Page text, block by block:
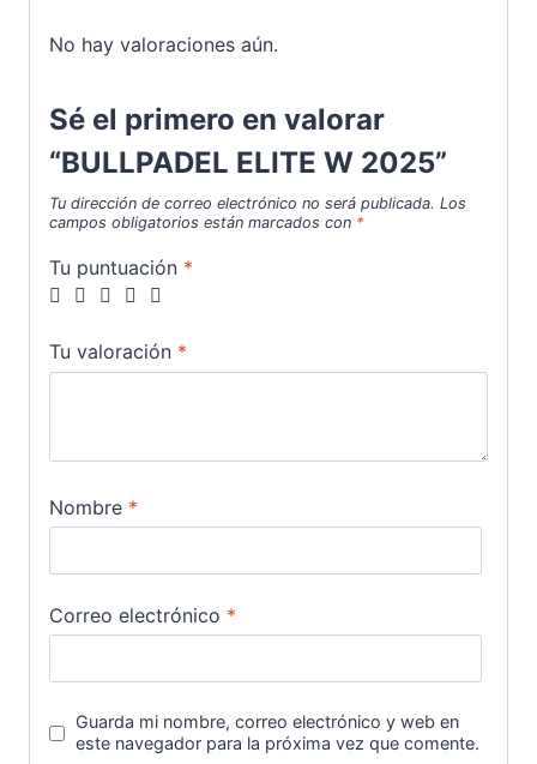
No hay valoraciones aún.
Sé el primero en valorar
“BULLPADEL ELITE W 2025”
Tu dirección de correo electrónico no será publicada. Los
campos obligatorios están marcados con *
Tu puntuación *
Tu valoración *
Nombre *
Correo electrónico *
Guarda mi nombre, correo electrónico y web en
este navegador para la próxima vez que comente.